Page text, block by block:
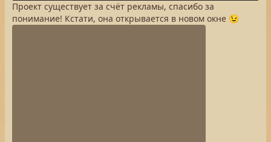
Проект существует за счёт рекламы, спасибо за
понимание! Кстати, она открывается в новом окне 😉